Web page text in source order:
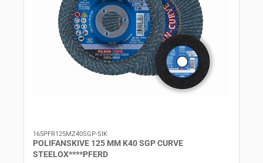
165PFR125MZ40SGP-SIK
POLIFANSKIVE 125 MM K40 SGP CURVE
STEELOX****PFERD